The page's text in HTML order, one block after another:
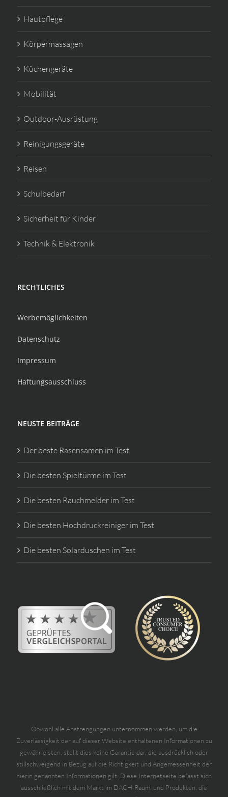
Hautpflege
Körpermassagen
Küchengeräte
Mobilität
Outdoor-Ausrüstung
Reinigungsgeräte
Reisen
Schulbedarf
Sicherheit für Kinder
Technik & Elektronik
RECHTLICHES
Werbemöglichkeiten
Datenschutz
Impressum
Haftungsausschluss
NEUSTE BEITRÄGE
Der beste Rasensamen im Test
Die besten Spieltürme im Test
Die besten Rauchmelder im Test
Die besten Hochdruckreiniger im Test
Die besten Solarduschen im Test
Obwohl alle Anstrengungen unternommen werden, um die
Zuverlässigkeit der auf dieser Website enthaltenen Informationen zu
gewährleisten, stellt dies keine Garantie dar, die ausdrücklich oder
stillschweigend in Bezug auf die Richtigkeit und Angemessenheit der
hierin genannten Informationen gilt. Diese Internetseite befasst sich
ausschließlich mit dem Markt im DACH-Raum, und Produkten, die